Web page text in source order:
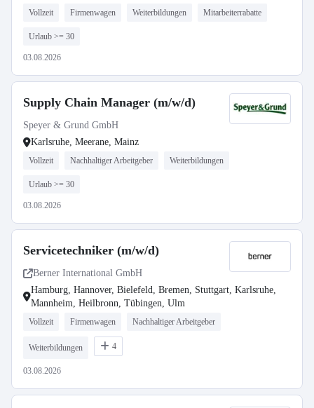
Vollzeit Firmenwagen Weiterbildungen Mitarbeiterrabatte
Urlaub >= 30
03.08.2026
Supply Chain Manager (m/w/d)
Speyer & Grund GmbH
Karlsruhe, Meerane, Mainz
Vollzeit Nachhaltiger Arbeitgeber Weiterbildungen
Urlaub >= 30
03.08.2026
Servicetechniker (m/w/d)
Berner International GmbH
Hamburg, Hannover, Bielefeld, Bremen, Stuttgart, Karlsruhe,
Mannheim, Heilbronn, Tübingen, Ulm
Vollzeit Firmenwagen Nachhaltiger Arbeitgeber
Weiterbildungen 4
03.08.2026